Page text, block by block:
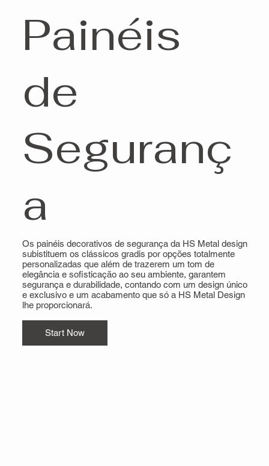
Painéis
de
Seguranç
a
Os painéis decorativos de segurança da HS Metal design
subistituem os clássicos gradis por opções totalmente
personalizadas que além de trazerem um tom de
elegância e sofisticação ao seu ambiente, garantem
segurança e durabilidade, contando com um design único
e exclusivo e um acabamento que só a HS Metal Design
lhe proporcionará.
Start Now